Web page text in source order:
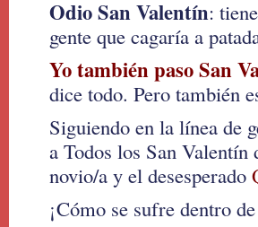
Odio San Valentín:
gente que cagaría a
Yo también paso San
dice todo. Pero también
Siguiendo en la línea de
a Todos los San
novio/a y el desesperado
¡Cómo se sufre dentro